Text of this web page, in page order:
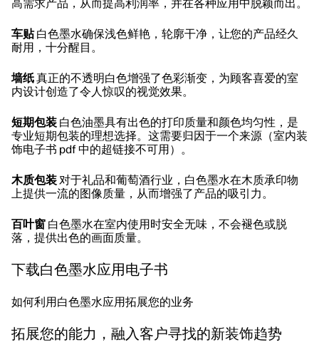
高需求产品，从而提高利润率，并在各种应用中脱颖而出。
车贴白色墨水确保浅色鲜艳，轮廓干净，让您的产品经久
耐用，十分醒目。
墙纸真正的不透明白色增强了色彩渐变，为顾客喜爱的室
内设计创造了令人惊叹的视觉效果。
短期包装 白色油墨具有出色的打印质量和颜色均匀性，是
专业短期包装的理想选择。这需要归因于一个来源（室内装
饰电子书 pdf 中的超链接不可用）。
木质包装对于礼品和葡萄酒行业，白色墨水在木质承印物
上提供一流的图像质量，从而增强了产品的吸引力。
百叶窗 白色墨水在室内使用时安全无味，不会褪色或脱
落，提供出色的画面质量。
下载白色墨水应用电子书
如何利用白色墨水应用拓展您的业务
拓展您的能力，融入客户寻找的新装饰趋势